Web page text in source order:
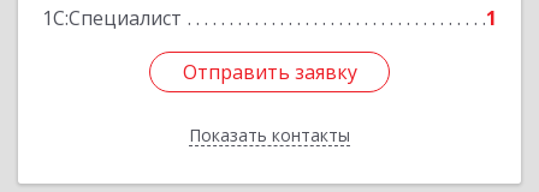
1С:Специалист
1
Отправить заявку
Показать контакты
Отправить заявку
Назад